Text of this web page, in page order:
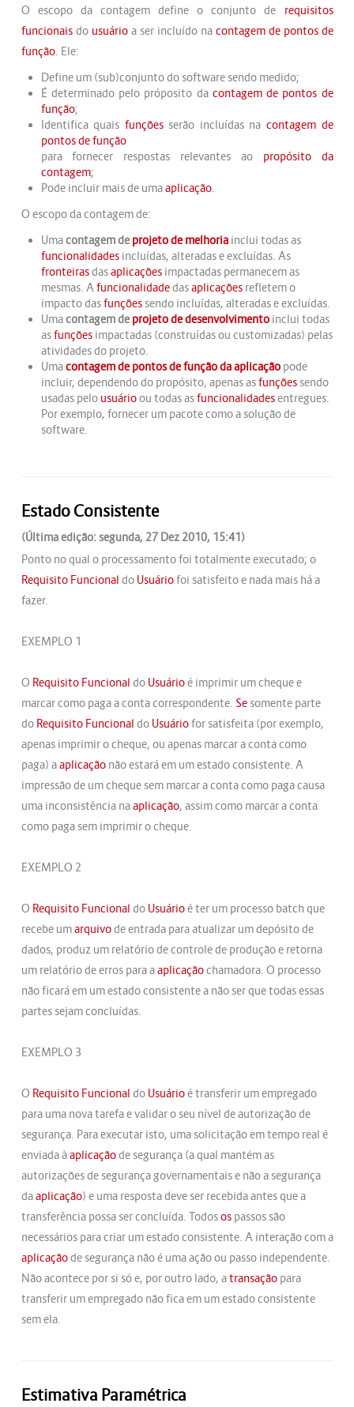
O escopo da contagem define o conjunto de requisitos
funcionaisdo usuárioa ser incluído na contagem de pontos de
função. Ele:
Define um (sub)conjunto do software sendo medido;
É determinado pelo próposito da contagem de pontos de
função;
Identifica quais funçõesserão incluídas na contagem de
pontos de função
para fornecer respostas relevantes ao propósito da
contagem;
Pode incluir mais de umaaplicação.
O escopo da contagem de:
Umacontagem de projeto de melhoriainclui todas as
funcionalidadesincluídas, alteradas e excluídas. As
fronteirasdasaplicaçõesimpactadas permanecem as
mesmas. Afuncionalidadedasaplicaçõesrefletem o
impacto dasfunçõessendo incluídas, alteradas e excluídas.
Umacontagem de projeto de desenvolvimentoinclui todas
asfunçõesimpactadas (construídas ou customizadas) pelas
atividades do projeto.
Umacontagem de pontos de função da aplicaçãopode
incluir, dependendo do propósito, apenas asfunçõessendo
usadas pelo usuárioou todas asfuncionalidadesentregues.
Por exemplo, fornecer um pacote como a solução de
software.
Estado Consistente
(Última edição: segunda, 27 Dez 2010, 15:41)
Ponto no qual o processamento foi totalmente executado; o
Requisito Funcional do Usuáriofoi satisfeito e nada mais há a
fazer.
EXEMPLO 1
O Requisito Funcional do Usuárioé imprimir um cheque e
marcar como paga a conta correspondente. Sesomente parte
do Requisito Funcional do Usuáriofor satisfeita (por exemplo,
apenas imprimir o cheque, ou apenas marcar a conta como
paga) aaplicaçãonão estará em um estado consistente. A
impressão de um cheque sem marcar a conta como paga causa
uma inconsistência naaplicação, assim como marcar a conta
como paga sem imprimir o cheque.
EXEMPLO 2
O Requisito Funcional do Usuárioé ter um processo batch que
recebe umarquivode entrada para atualizar um depósito de
dados, produz um relatório de controle de produção e retorna
um relatório de erros para aaplicaçãochamadora. O processo
não ficará em um estado consistente a não ser que todas essas
partes sejam concluídas.
EXEMPLO 3
O Requisito Funcional do Usuárioé transferir um empregado
para uma nova tarefa e validar o seu nível de autorização de
segurança. Para executar isto, uma solicitação em tempo real é
enviada àaplicaçãode segurança (a qual mantém as
autorizações de segurança governamentais e não a segurança
daaplicação) e uma resposta deve ser recebida antes que a
transferência possa ser concluída. Todosospassos são
necessários para criar um estado consistente. A interação com a
aplicaçãode segurança não é uma ação ou passo independente.
Não acontece por si só e, por outro lado, atransaçãopara
transferir um empregado não fica em um estado consistente
sem ela.
Estimativa Paramétrica